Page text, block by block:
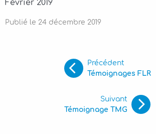
Février 2019
Publié le 24 décembre 2019
Précédent
Témoignages FLR
Suivant
Témoignage TMG